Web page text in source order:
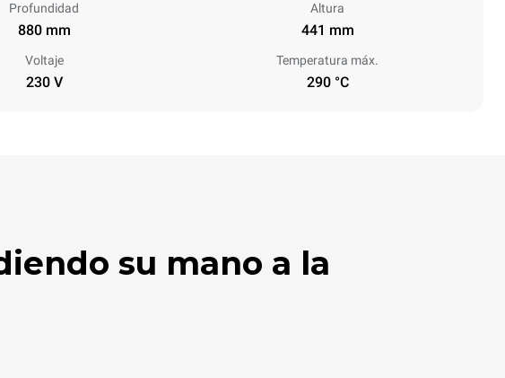
Profundidad
880 mm
Altura
441 mm
Voltaje
230 V
Temperatura máx.
290 °C
su mano a la